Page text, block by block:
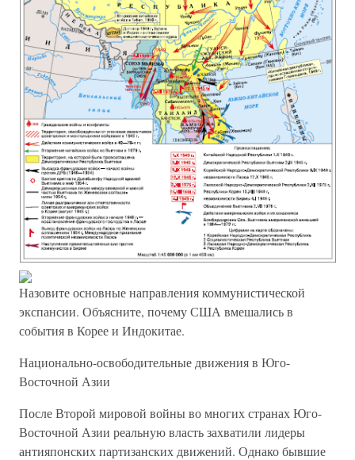
Назовите основные направления коммунистической
экспансии. Объясните, почему США вмешались в
события в Корее и Индокитае.
Национально-освободительные движения в Юго-
Восточной Азии
После Второй мировой войны во многих странах Юго-
Восточной Азии реальную власть захватили лидеры
антияпонских партизанских движений. Однако бывшие